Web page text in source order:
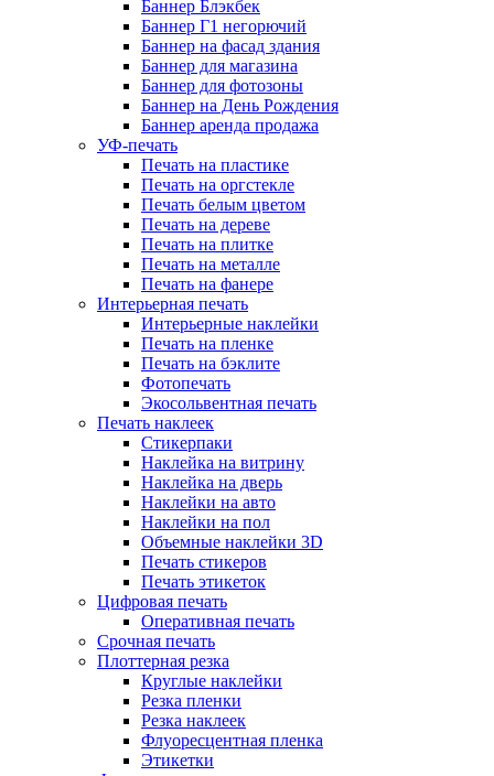
Баннер Блэкбек
Баннер Г1 негорючий
Баннер на фасад здания
Баннер для магазина
Баннер для фотозоны
Баннер на День Рождения
Баннер аренда продажа
УФ-печать
Печать на пластике
Печать на оргстекле
Печать белым цветом
Печать на дереве
Печать на плитке
Печать на металле
Печать на фанере
Интерьерная печать
Интерьерные наклейки
Печать на пленке
Печать на бэклите
Фотопечать
Экосольвентная печать
Печать наклеек
Стикерпаки
Наклейка на витрину
Наклейка на дверь
Наклейки на авто
Наклейки на пол
Объемные наклейки 3D
Печать стикеров
Печать этикеток
Цифровая печать
Оперативная печать
Срочная печать
Плоттерная резка
Круглые наклейки
Резка пленки
Резка наклеек
Флуоресцентная пленка
Этикетки